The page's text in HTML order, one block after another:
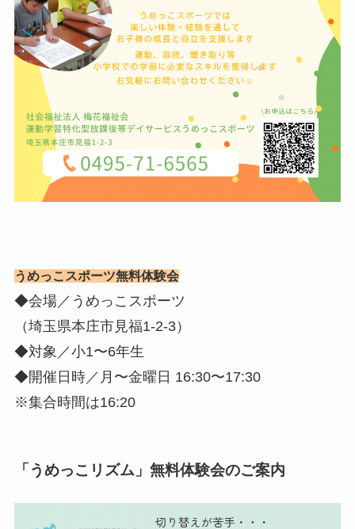
うめっこスポーツ無料体験会
◆会場／うめっこスポーツ
（埼玉県本庄市見福1-2-3）
◆対象／小1〜6年生
◆開催日時／月〜金曜日 16:30〜17:30
※集合時間は16:20
「うめっこリズム」無料体験会のご案内